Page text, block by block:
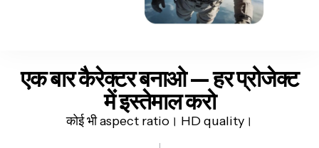
एक बार कैरेक्टर बनाओ — हर प्रोजेक्ट
में इस्तेमाल करो
कोई भी aspect ratio। HD quality।